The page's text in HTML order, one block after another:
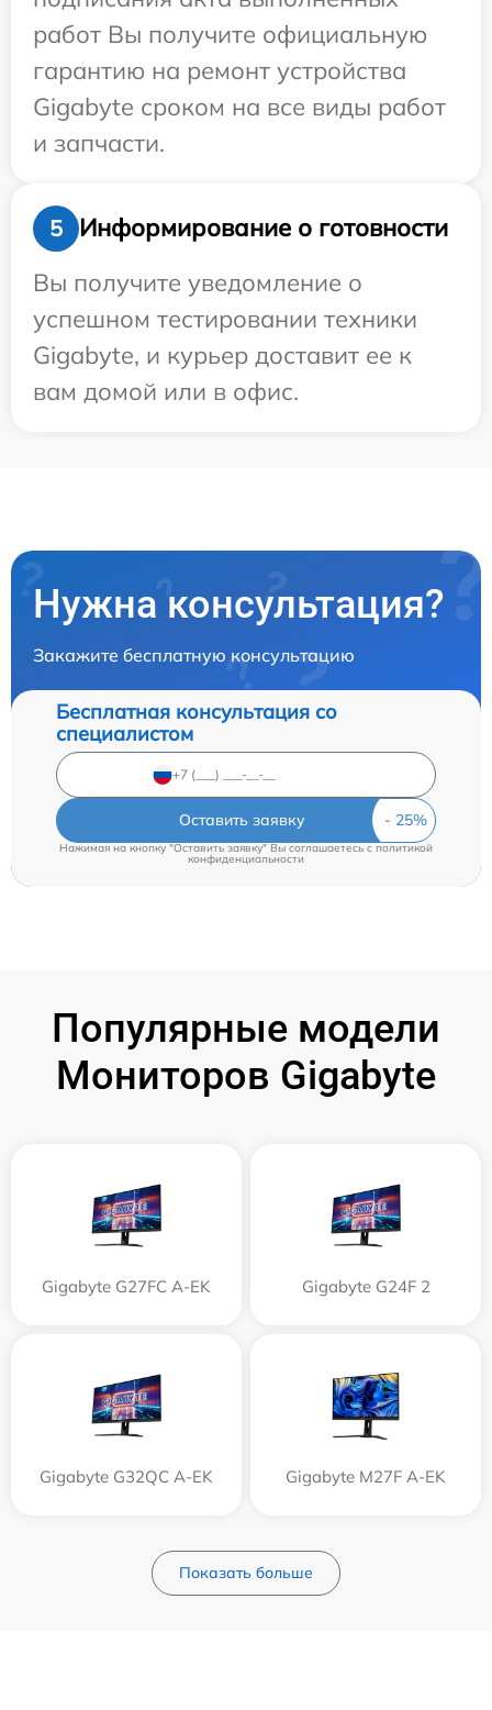
работ Вы получите официальную
гарантию на ремонт устройства
Gigabyte сроком на все виды работ
и запчасти.
5
Информирование о готовности
Вы получите уведомление о
успешном тестировании техники
Gigabyte, и курьер доставит ее к
вам домой или в офис.
Нужна консультация?
Закажите бесплатную консультацию
Бесплатная консультация со
специалистом
Оставить заявку
Нажимая на кнопку "Оставить заявку" Вы соглашаетесь cполитикой
конфиденциальности
Популярные модели
Мониторов Gigabyte
Gigabyte G27FC A-EK Gigabyte G24F 2
Gigabyte G32QC A-EK Gigabyte M27F A-EK
Показать больше